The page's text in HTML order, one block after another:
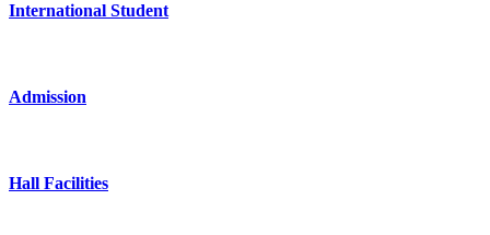
International Student
Admission
Hall Facilities